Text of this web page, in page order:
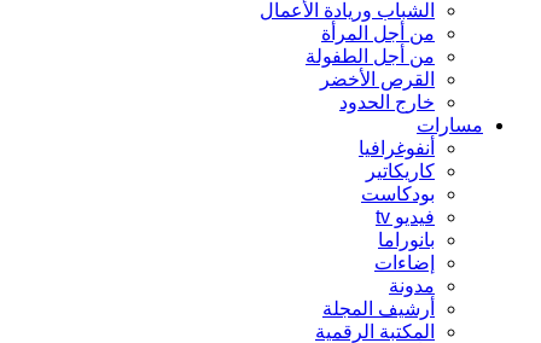
الشباب وريادة الأعمال
من أجل المرأة
من أجل الطفولة
القرص الأخضر
خارج الحدود
مسارات
أنفوغرافيا
كاريكاتير
بودكاست
فيديو tv
بانوراما
إضاءات
مدونة
أرشيف المجلة
المكتبة الرقمية